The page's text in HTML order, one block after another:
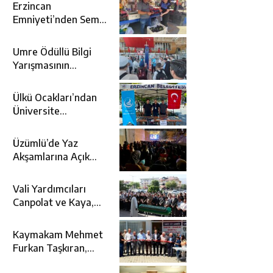
Erzincan
Emniyeti’nden Semt
Bilgilendirme
Faaliyeti
Umre Ödüllü Bilgi
Yarışmasının
Topraklara
Uğurlandı
Ülkü Ocakları’ndan
Üniversite
Desteği
Üzümlü’de Yaz
Akşamlarına Açık
Kattı
Vali Yardımcıları
Canpolat ve Kaya,
Cenaze Törenine
Katıldı
Kaymakam Mehmet
Furkan Taşkıran,